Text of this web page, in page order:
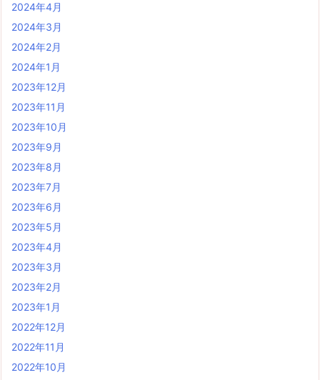
2024年4月
2024年3月
2024年2月
2024年1月
2023年12月
2023年11月
2023年10月
2023年9月
2023年8月
2023年7月
2023年6月
2023年5月
2023年4月
2023年3月
2023年2月
2023年1月
2022年12月
2022年11月
2022年10月